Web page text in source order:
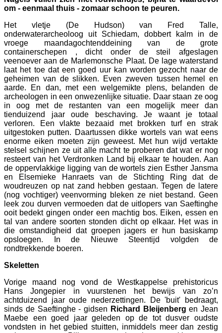
om - eenmaal thuis - zomaar schoon te peuren.
Het vletje (De Hudson) van Fred Talle,
onderwaterarcheoloog uit Schiedam, dobbert kalm in de
vroege maandagochtenddeining van de grote
containerschepen , dicht onder de steil afgeslagen
veenoever aan de Marlemonsche Plaat. De lage waterstand
laat het toe dat een goed uur kan worden gezocht naar de
geheimen van de slikken. Even zweven tussen hemel en
aarde. En dan, met een welgemikte plens, belanden de
archeologen in een onwezenlijke situatie. Daar staan ze oog
in oog met de restanten van een mogelijk meer dan
tienduizend jaar oude beschaving. Je waant je totaal
verloren. Een vlakte bezaaid met brokken turf en strak
uitgestoken putten. Daartussen dikke wortels van wat eens
enorme eiken moeten zijn geweest. Met hun wijd vertakte
stelsel schijnen ze uit alle macht te proberen dat wat er nog
resteert van het Verdronken Land bij elkaar te houden. Aan
de oppervlakkige ligging van de wortels zien Esther Jansma
en Elsemieke Hanraets van de Stichting Ring dat de
woudreuzen op nat zand hebben gestaan. Tegen de latere
(nog vochtiger) veenvorming bleken ze niet bestand. Geen
leek zou durven vermoeden dat de uitlopers van Saeftinghe
ooit bedekt gingen onder een machtig bos. Eiken, essen en
tal van andere soorten stonden dicht op elkaar. Het was in
die omstandigheid dat groepen jagers er hun basiskamp
opsloegen. In de Nieuwe Steentijd volgden de
rondtrekkende boeren.
Skeletten
Vorige maand nog vond de Westkappelse prehistoricus
Hans Jongepier in vuurstenen het bewijs van zo’n
achtduizend jaar oude nederzettingen. De 'buit' bedraagt,
sinds de Saeftinghe - gidsen Richard Bleijenbergen Jean
Maebe een goed jaar geleden op de tot dusver oudste
vondsten in het gebied stuitten, inmiddels meer dan zestig